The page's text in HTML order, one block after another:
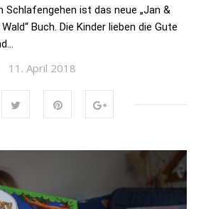
Schlafengehen ist das neue „Jan &
Buch. Die Kinder lieben die Gute
11. April 2018